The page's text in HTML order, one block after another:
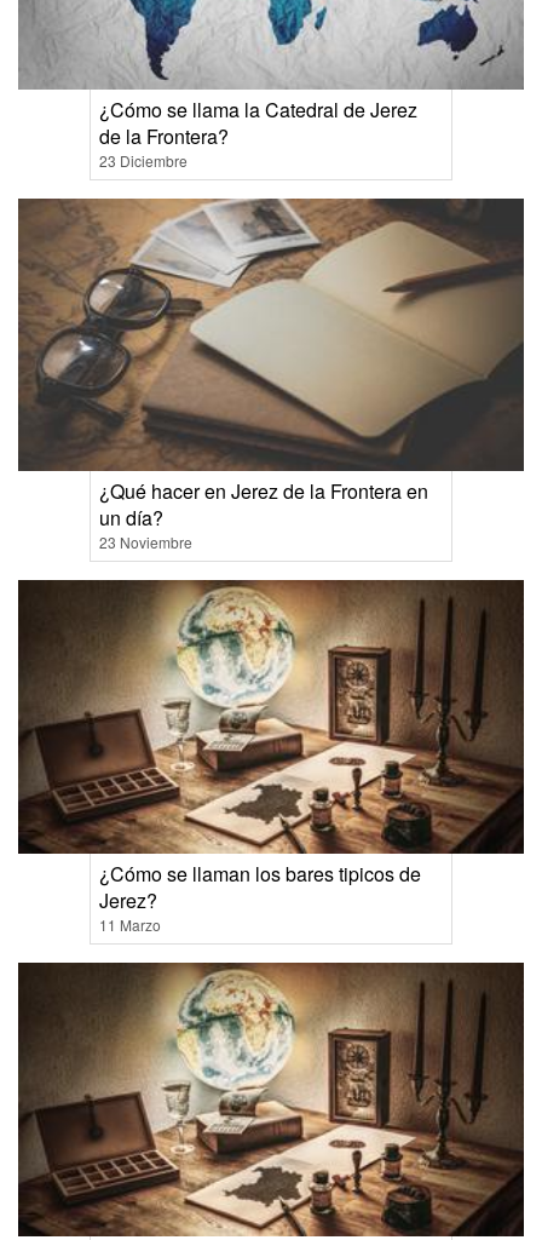
¿Cómo se llama la Catedral de Jerez
de la Frontera?
23 Diciembre
¿Qué hacer en Jerez de la Frontera en
un día?
23 Noviembre
¿Cómo se llaman los bares tipicos de
Jerez?
11 Marzo